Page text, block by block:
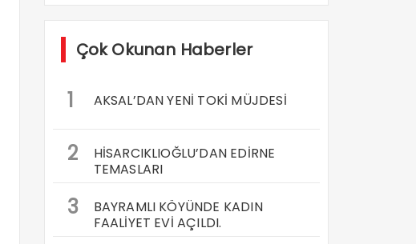
Çok Okunan Haberler
1 AKSAL’DAN YENİ TOKİ MÜJDESİ
2
HİSARCIKLIOĞLU’DAN EDİRNE
TEMASLARI
3
BAYRAMLI KÖYÜNDE KADIN
FAALİYET EVİ AÇILDI.